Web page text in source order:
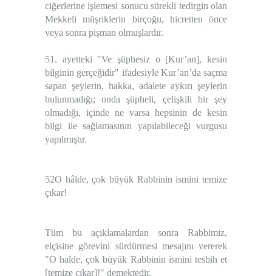
ciğerlerine işlemesi sonucu sürekli tedirgin olan
Mekkeli müşriklerin birçoğu, hicretten önce
veya sonra pişman olmuşlardır.
51. ayetteki "Ve şüphesiz o [Kur’an], kesin
bilginin gerçeğidir" ifadesiyle Kur’an’da saçma
sapan şeylerin, hakka, adalete aykırı şeylerin
bulunmadığı; onda şüpheli, çelişkili bir şey
olmadığı, içinde ne varsa hepsinin de kesin
bilgi ile sağlamasının yapılabileceği vurgusu
yapılmıştır.
52O hâlde, çok büyük Rabbinin ismini temize
çıkar!
Tüm bu açıklamalardan sonra Rabbimiz,
elçisine görevini sürdürmesi mesajını vererek
"O halde, çok büyük Rabbinin ismini tesbih et
[temize çıkar]!" demektedir.